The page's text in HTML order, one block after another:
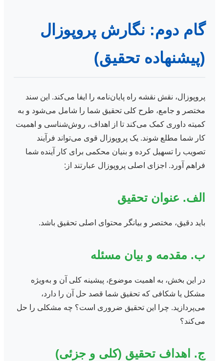
گام دوم: نگارش پروپوزال
(پیشنهاده تحقیق)
پروپوزال، نقش نقشه راه پایان‌نامه را ایفا می‌کند. این سند
مختصر و جامع، طرح کلی تحقیق شما را شامل می‌شود و به
کمیته داوری کمک می‌کند تا از اهداف، روش‌شناسی و اهمیت
کار شما مطلع شوند. یک پروپوزال قوی می‌تواند فرآیند
تصویب را تسهیل کرده و بنیان محکمی برای کار آینده شما
فراهم آورد. اجزای اصلی پروپوزال عبارتند از:
الف. عنوان تحقیق
باید دقیق، مختصر و بیانگر محتوای اصلی تحقیق باشد.
ب. مقدمه و بیان مسئله
در این بخش، به اهمیت موضوع، پیشینه کلی آن و به‌ویژه
مشکل یا شکافی که تحقیق شما قصد حل آن را دارد،
می‌پردازید. چرا این تحقیق ضروری است؟ چه مشکلی را حل
می‌کند؟
ج. اهداف تحقیق (کلی و جزئی)